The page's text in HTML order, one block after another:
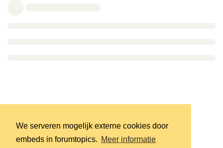
We serveren mogelijk externe cookies door
embeds in forumtopics. Meer informatie